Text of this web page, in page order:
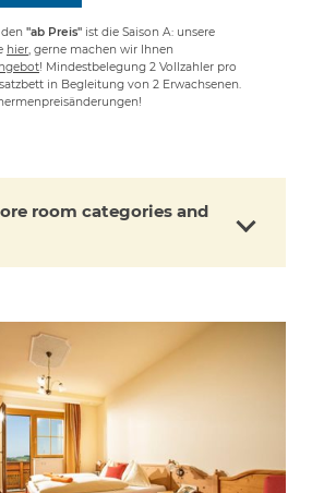
"ab Preis" ist die Saison A: unsere
hier, gerne machen wir Ihnen
! Mindestbelegung 2 Vollzahler pro
in Begleitung von 2 Erwachsenen.
room categories and